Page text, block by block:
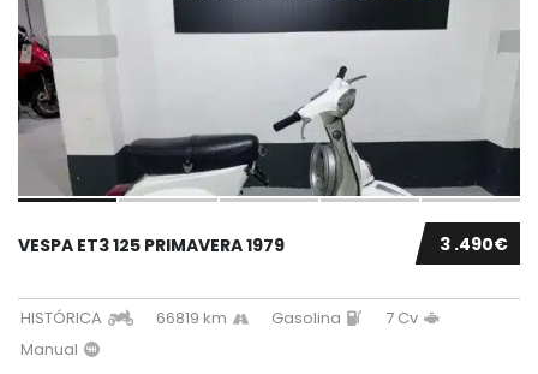
3 .490€
VESPA ET3 125 PRIMAVERA 1979
HISTÓRICA 66819 km Gasolina
7 Cv
Manual